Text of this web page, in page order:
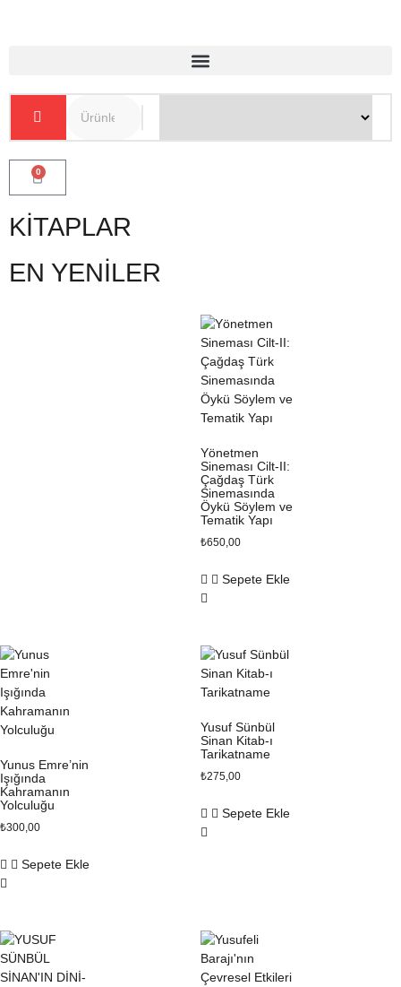
0
KİTAPLAR
EN YENİLER
Yönetmen
Sineması Cilt-II:
Çağdaş Türk
Sinemasında
Öykü Söylem ve
Tematik Yapı
₺650,00
Sepete Ekle
Yunus Emre’nin
Işığında
Kahramanın
Yolculuğu
₺300,00
Sepete Ekle
Yusuf Sünbül
Sinan Kitab-ı
Tarikatname
₺275,00
Sepete Ekle